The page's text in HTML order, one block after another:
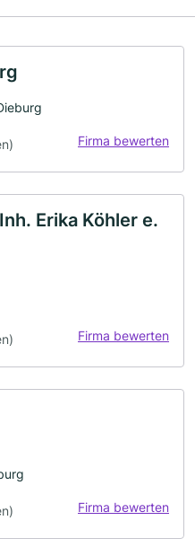
Firma bewerten
Erika Köhler e.
Firma bewerten
Firma bewerten